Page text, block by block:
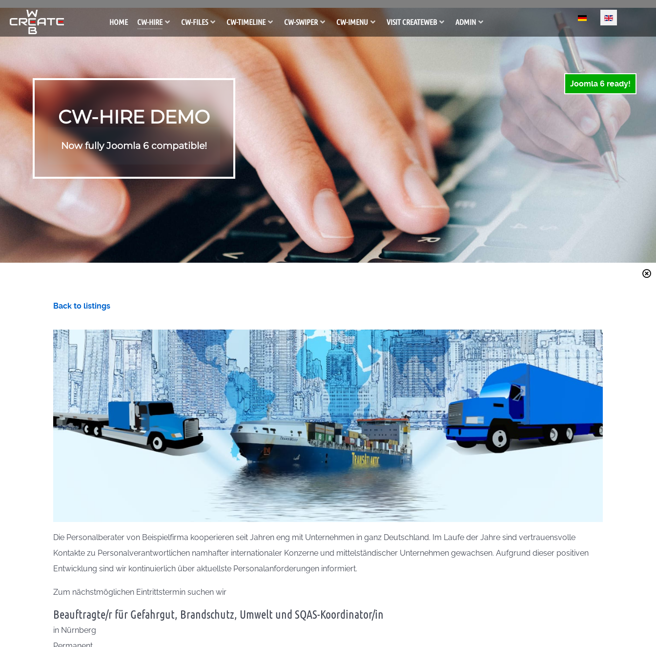
HOME CW-HIRE CW-FILES CW-TIMELINE CW-SWIPER CW-IMENU VISIT CREATEWEB ADMIN
Select your language
CW-HIRE DEMO
Now fully Joomla 6 compatible!
Joomla 6 ready!
Back to listings
Die Personalberater von Beispielfirma kooperieren seit Jahren eng mit Unternehmen in ganz Deutschland. Im Laufe der Jahre sind vertrauensvolle
Kontakte zu Personalverantwortlichen namhafter internationaler Konzerne und mittelständischer Unternehmen gewachsen. Aufgrund dieser positiven
Entwicklung sind wir kontinuierlich über aktuellste Personalanforderungen informiert.
Zum nächstmöglichen Eintrittstermin suchen wir
Beauftragte/r für Gefahrgut, Brandschutz, Umwelt und SQAS-Koordinator/in
in Nürnberg